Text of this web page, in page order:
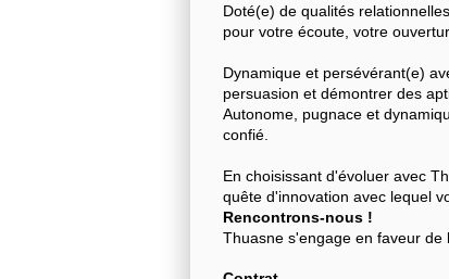
Doté(e) de qualités
pour votre écoute, votre
Dynamique et persévérant(e)
persuasion et démontrer des
Autonome, pugnace et
confié.
En choisissant d'évoluer avec
quête d'innovation avec lequel
Rencontrons-nous !
Thuasne s'engage en faveur de